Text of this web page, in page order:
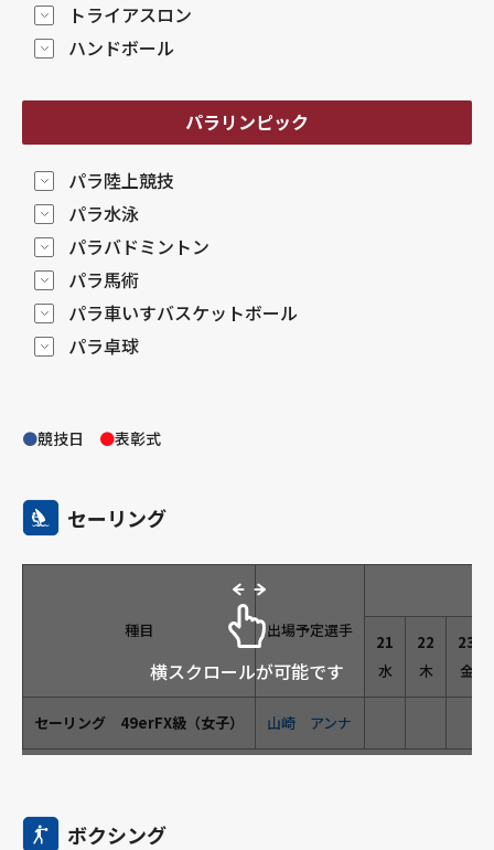
トライアスロン
ハンドボール
パラリンピック
パラ陸上競技
パラ水泳
パラバドミントン
パラ馬術
パラ車いすバスケットボール
パラ卓球
●競技日 ●表彰式
セーリング
種目 出場予定選手
21
水
22
木
23
金
セーリング 49erFX級（女子） 山崎 アンナ
横スクロールが可能です
ボクシング